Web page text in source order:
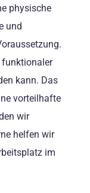
physische
und
funktionaler
kann. Das
vorteilhafte
wir
helfen wir
im